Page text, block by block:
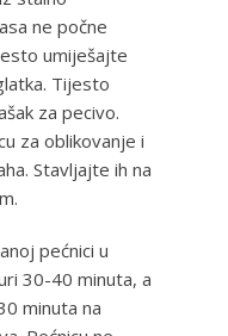
ne počne
umiješajte
Tijesto
za pecivo.
za oblikovanje i
Stavljajte ih na
pećnici u
30-40 minuta, a
minuta na